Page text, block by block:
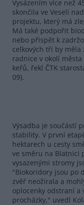
Vysázením více než
skončila ve Veselí
projektu, který má
Má také podpořit
nebo přispět k
celkových tří by měla
radnice v okolí
keřů, řekl ČTK
09).
Výsadba je součástí
stability. V první
hektarech u cesty
ve směru na Blatnici
vysazenými stromy
"Biokoridory jsou po
zvěř neožírala a
oplocenky odstraní
procházky," uvedl